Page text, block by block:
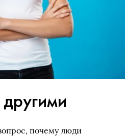
почему люди